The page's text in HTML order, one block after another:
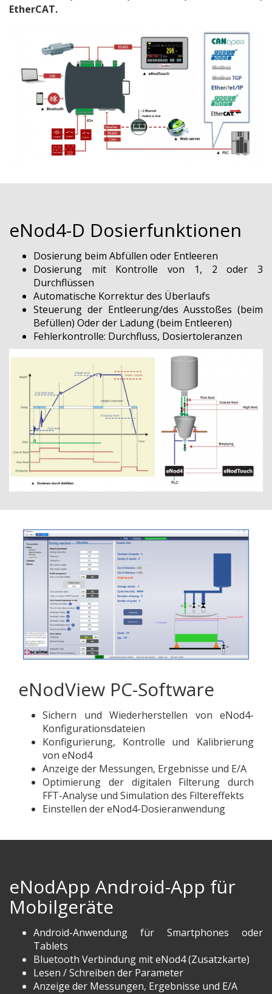
EtherCAT.
eNod4-D Dosierfunktionen
Dosierung beim Abfüllen oder Entleeren
Dosierung mit Kontrolle von 1, 2 oder 3
Durchflüssen
Automatische Korrektur des Überlaufs
Steuerung der Entleerung/des Ausstoßes (beim
Befüllen) Oder der Ladung (beim Entleeren)
Fehlerkontrolle: Durchfluss, Dosiertoleranzen
eNodView PC-Software
Sichern und Wiederherstellen von eNod4-
Konfigurationsdateien
Konfigurierung, Kontrolle und Kalibrierung
von eNod4
Anzeige der Messungen, Ergebnisse und E/A
Optimierung der digitalen Filterung durch
FFT-Analyse und Simulation des Filtereffekts
Einstellen der eNod4-Dosieranwendung
eNodApp Android-App für
Mobilgeräte
Android-Anwendung für Smartphones oder
Tablets
Bluetooth Verbindung mit eNod4 (Zusatzkarte)
Lesen / Schreiben der Parameter
Anzeige der Messungen, Ergebnisse und E/A